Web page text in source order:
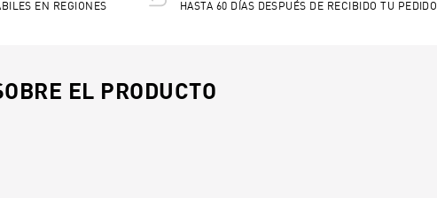
EN REGIONES
HASTA 60 DÍAS DESPUÉS DE RECIBIDO TU PEDIDO
EL PRODUCTO